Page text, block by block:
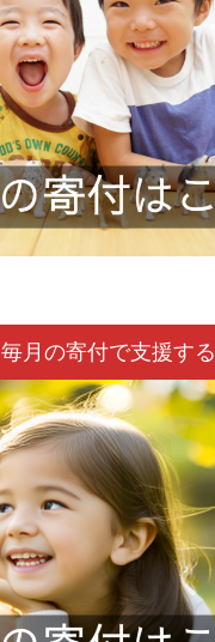
毎月の寄付で支援する